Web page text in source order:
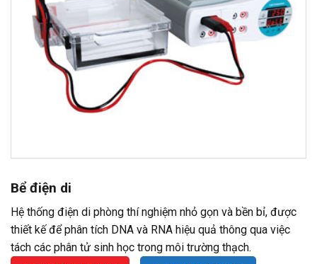
Bể điện di
Hệ thống điện di phòng thí nghiệm nhỏ gọn và bền bỉ, được
thiết kế để phân tích DNA và RNA hiệu quả thông qua việc
tách các phân tử sinh học trong môi trường thạch.